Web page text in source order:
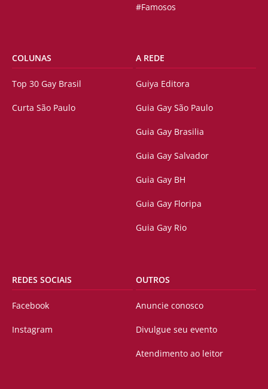
#Famosos
COLUNAS
Top 30 Gay Brasil
Curta São Paulo
A REDE
Guiya Editora
Guia Gay São Paulo
Guia Gay Brasilia
Guia Gay Salvador
Guia Gay BH
Guia Gay Floripa
Guia Gay Rio
REDES SOCIAIS
Facebook
Instagram
OUTROS
Anuncie conosco
Divulgue seu evento
Atendimento ao leitor